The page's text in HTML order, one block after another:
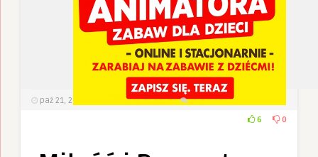
paź 21, 2022 Wyświetlenia 0 Komentarzy
6 0